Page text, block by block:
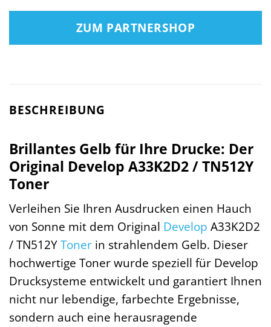
ZUM PARTNERSHOP
BESCHREIBUNG
Brillantes Gelb für Ihre Drucke: Der
Original Develop A33K2D2 / TN512Y
Toner
Verleihen Sie Ihren Ausdrucken einen Hauch
von Sonne mit dem Original Develop A33K2D2
/ TN512YToner in strahlendem Gelb. Dieser
hochwertige Toner wurde speziell für Develop
Drucksysteme entwickelt und garantiert Ihnen
nicht nur lebendige, farbechte Ergebnisse,
sondern auch eine herausragende